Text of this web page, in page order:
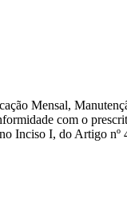
Mensal,
com o
Inciso I, do Artigo